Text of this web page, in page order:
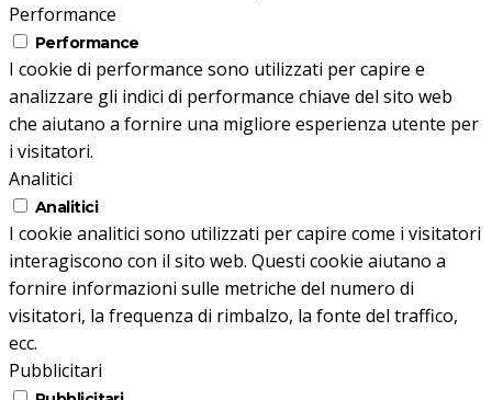
Performance
Performance
I cookie di performance sono utilizzati per capire e
analizzare gli indici di performance chiave del sito web
che aiutano a fornire una migliore esperienza utente per
i visitatori.
Analitici
Analitici
I cookie analitici sono utilizzati per capire come i visitatori
interagiscono con il sito web. Questi cookie aiutano a
fornire informazioni sulle metriche del numero di
visitatori, la frequenza di rimbalzo, la fonte del traffico,
ecc.
Pubblicitari